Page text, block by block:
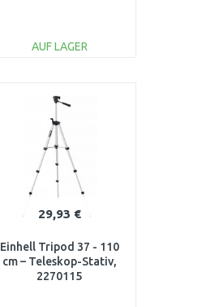
AUF LAGER
29,93 €
Einhell Tripod 37 - 110
cm – Teleskop-Stativ,
2270115